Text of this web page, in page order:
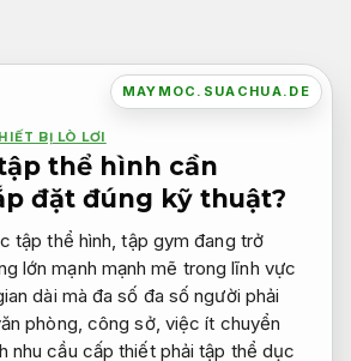
MAYMOC.SUACHUA.DE
BỊ LÒ LƠI
thể hình cần
đặt đúng kỹ thuật?
tập thể hình, tập gym đang trở
lớn mạnh mạnh mẽ trong lĩnh vực
dài mà đa số đa số người phải
phòng, công sở, việc ít chuyển
nhu cầu cấp thiết phải tập thể dục